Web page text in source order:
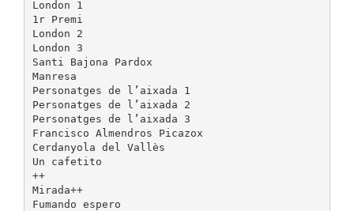
London 1
1r Premi
London 2
London 3
Santi Bajona Pardox
Manresa
Personatges de l’aixada 1
Personatges de l’aixada 2
Personatges de l’aixada 3
Francisco Almendros Picazox
Cerdanyola del Vallès
Un cafetito
++
Mirada++
Fumando espero